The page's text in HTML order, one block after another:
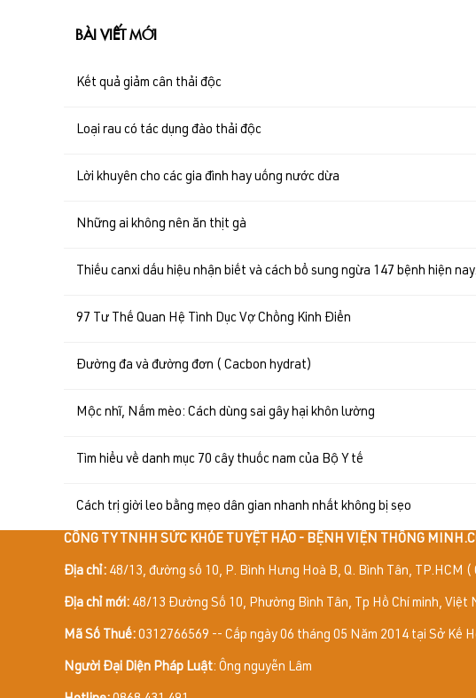
BÀI VIẾT MỚI
Kết quả giảm cân thải độc
Loại rau có tác dụng đào thải độc
Lời khuyên cho các gia đình hay uống nước dừa
Những ai không nên ăn thịt gà
Thiếu canxi dấu hiệu nhận biết và cách bổ sung ngừa 147 bệnh hiện nay.
97 Tư Thế Quan Hệ Tình Dục Vợ Chồng Kinh Điển
Đường đa và đường đơn ( Cacbon hydrat)
Mộc nhĩ, Nấm mèo: Cách dùng sai gây hại khôn lường
Tìm hiểu về danh mục 70 cây thuốc nam của Bộ Y tế
Cách trị giời leo bằng mẹo dân gian nhanh nhất không bị sẹo
CÔNG TY TNHH SỨC KHỎE TUYỆT HẢO - BỆNH VIỆN THÔNG
Địa chỉ: 48/13, đường số 10, P. Bình Hưng Hoà B, Q. Bình Tân, TP.HCM (
Địa chỉ mới: 48/13 Đường Số 10, Phường Bình Tân, Tp Hồ Chí minh, Việt
Mã Số Thuế: 0312766569 -- Cấp ngày 06 tháng 05 Năm 2014 tại Sở Kế
Người Đại Diện Pháp Luật: Ông nguyễn Lâm